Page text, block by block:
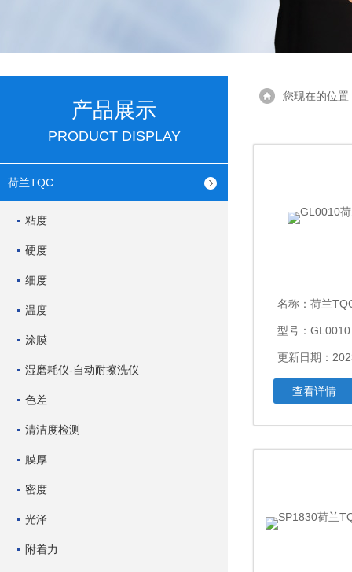
产品展示
PRODUCT DISPLAY
荷兰TQC
粘度
硬度
细度
温度
涂膜
湿磨耗仪-自动耐擦洗仪
色差
清洁度检测
膜厚
密度
光泽
附着力
您现在的位置
名称： 荷兰
型号：GL0010
更新日期：
查看详情